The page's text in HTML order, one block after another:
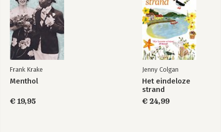
Frank Krake
Menthol
€ 19,95
Jenny Colgan
Het eindeloze
strand
€ 24,99